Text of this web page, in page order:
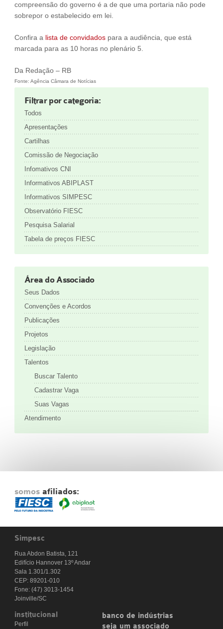
compreensão do governo é a de que uma portaria não pode
sobrepor o estabelecido em lei.
Confira a lista de convidados para a audiência, que está
marcada para as 10 horas no plenário 5.
Da Redação – RB
Fonte: Agência Câmara de Notícias
Filtrar por categoria:
Todos
Apresentações
Cartilhas
Comissão de Negociação
Infomativos CNI
Informativos ABIPLAST
Informativos SIMPESC
Observatório FIESC
Pesquisa Salarial
Tabela de preços FIESC
Área do Associado
Seus Dados
Convenções e Acordos
Publicações
Projetos
Legislação
Talentos
Buscar Talento
Cadastrar Vaga
Suas Vagas
Atendimento
somos afiliados:
Simpesc
Rua Abdon Batista, 121
Edifício Hannover 13º Andar
Sala 1.301/1.302
CEP: 89201-010
Fone: (47) 3013-1454
Joinville/SC
institucional
Perfil
banco de indústrias
seja um associado